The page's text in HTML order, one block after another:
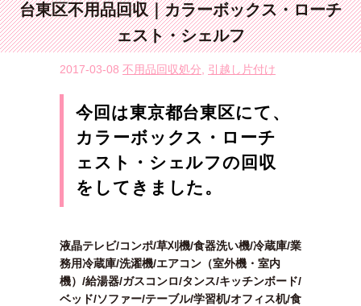
台東区不用品回収｜カラーボックス・ローチ
ェスト・シェルフ
2017-03-08 不用品回収処分 引越し片付け
今回は東京都台東区にて、
カラーボックス・ローチ
ェスト・シェルフの回収
をしてきました。
液晶テレビ/コンポ/草刈機/食器洗い機/冷蔵庫/業
務用冷蔵庫/洗濯機/エアコン（室外機・室内
機）/給湯器/ガスコンロ/タンス/キッチンボード/
ベッド/ソファー/テーブル/学習机/オフィス机/食